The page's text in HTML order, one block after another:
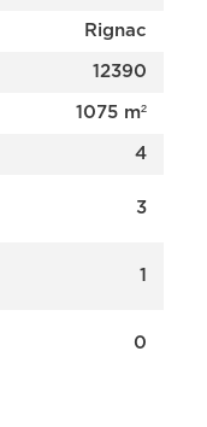
d’étudeRignac
12390
1075 m²
4
3
1
0